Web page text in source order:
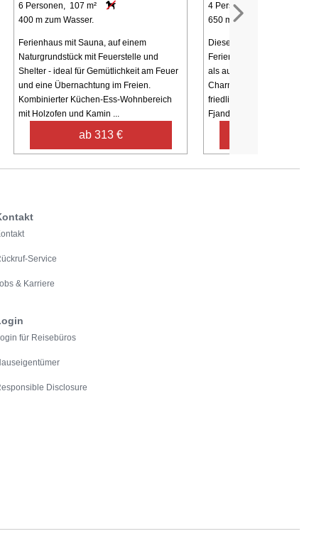
6 Personen, 107 m²
400 m zum Wasser.
Ferienhaus mit Sauna, auf einem
Naturgrundstück mit Feuerstelle und
Shelter - ideal für Gemütlichkeit am Feuer
und eine Übernachtung im Freien.
Kombinierter Küchen-Ess-Wohnbereich
mit Holzofen und Kamin ...
ab 313 €
4 Personen, 65 m²
650 m zum Wasser.
Dieses reetgedeckte,
Ferienhäuschen strahlt
als auch im Inneren
Charme aus und liegt
friedlich in einem
Fjand. Innen wurde es ...
Service
& Karriere
für Reisebüros
Disclosure